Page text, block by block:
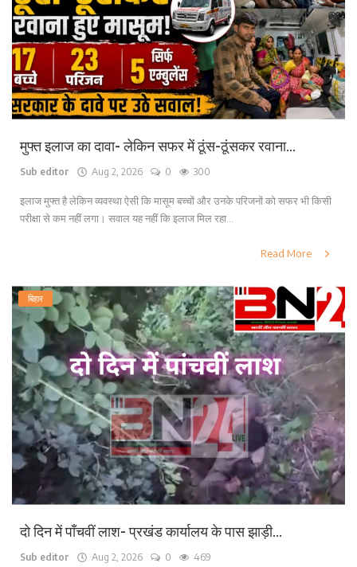
मुफ्त इलाज का दावा- लेकिन सफर में ठूंस-ठूंसकर रवाना...
Sub editor Aug 2, 2026 0 300
इलाज मुफ्त है लेकिन व्यवस्था ऐसी कि मासूम बच्चों और उनके परिजनों को सफर भी किसी
परीक्षा से कम नहीं लगा। सवाल यह नहीं कि इलाज मिल रहा...
Read More
बिहार
दो दिन में पाँचवीं लाश- प्रखंड कार्यालय के पास झाड़ी...
Sub editor Aug 2, 2026 0 469